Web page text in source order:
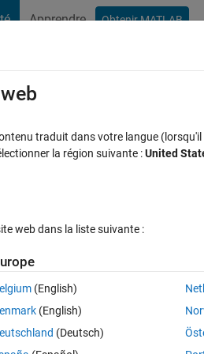
Apprendre Obtenir MATLAB
N3. I want to do a linear fit of my
traduit dans votre langue
la région suivante :United
web dans la liste suivante :
(English)
(English)
(Deutsch)